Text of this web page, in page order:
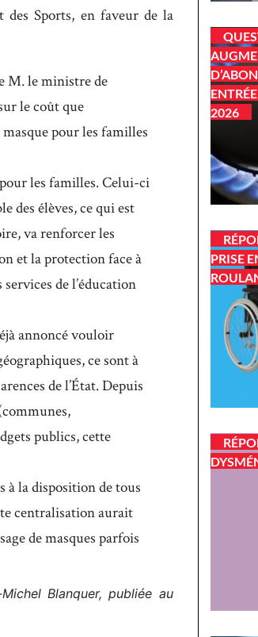
des Sports, en faveur de la
M. le ministre de
le coût que
pour les familles
les familles. Celui-ci
des élèves, ce qui est
va renforcer les
et la protection face à
de l’éducation
annoncé vouloir
ce sont à
de l’État. Depuis
publics, cette
à la disposition de tous
centralisation aurait
de masques parfois
Blanquer, publiée au
2026
PRISE